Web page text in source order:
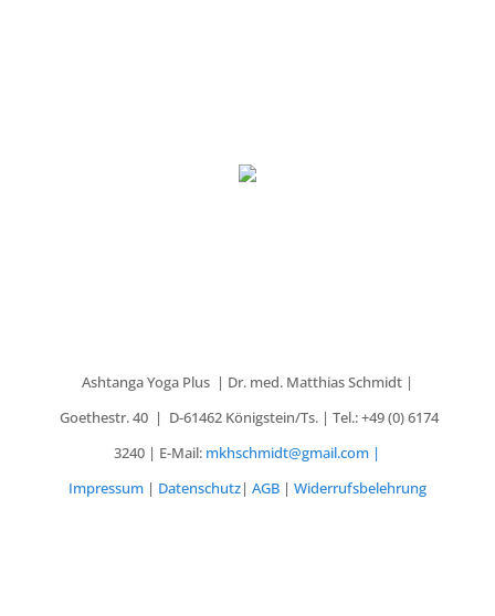
Ashtanga Yoga Plus | Dr. med. Matthias Schmidt |
Goethestr. 40 | D-61462 Königstein/Ts. | Tel.: +49 (0) 6174
3240 | E-Mail: mkhschmidt@gmail.com |
Impressum| Datenschutz| AGB| Widerrufsbelehrung